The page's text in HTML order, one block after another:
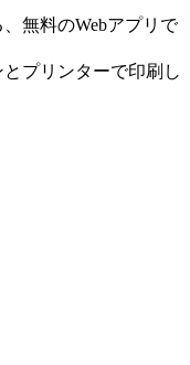
無料のWebアプリで
プリンターで印刷し